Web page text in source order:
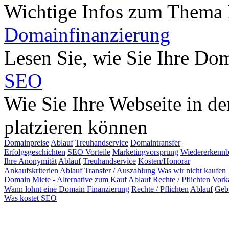
Wichtige Infos zum
Domainfinanzierung
Lesen Sie, wie Sie Ihre
SEO
Wie Sie Ihre Webseite in
platzieren können
Domainpreise Ablauf Treuhandservice Domaintransfer
Erfolgsgeschichten SEO Vorteile Marketingvorsprung
Ihre Anonymität Ablauf Treuhandservice Kosten/Honorar
Ankaufskriterien Ablauf Transfer / Auszahlung Was wir nicht kaufen
Domain Miete - Alternative zum Kauf Ablauf Rechte / Pflichten
Wann lohnt eine Domain Finanzierung Rechte / Pflichten Ablauf
Was kostet SEO